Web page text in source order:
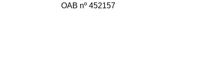
OAB nº 452157